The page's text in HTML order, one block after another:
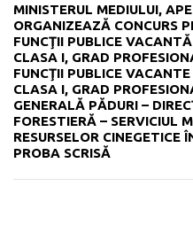
MINISTERUL MEDIULUI,
ORGANIZEAZĂ CONCURS
FUNCŢII PUBLICE
CLASA I, GRAD
FUNCŢII PUBLICE
CLASA I, GRAD
GENERALĂ PĂDURI –
FORESTIERĂ – SERVICIUL
RESURSELOR
PROBA SCRISĂ